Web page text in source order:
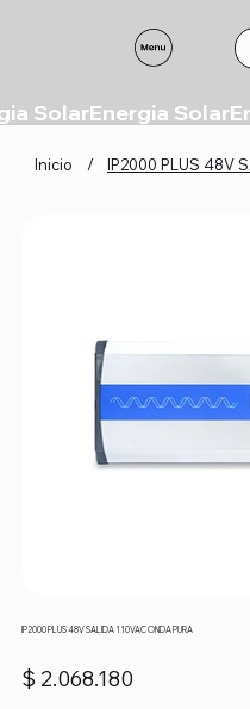
Inicio / IP2000 PLUS 48V
IP2000 PLUS 48V SALIDA 110VAC ONDA PURA
Precio
$ 2.068.180